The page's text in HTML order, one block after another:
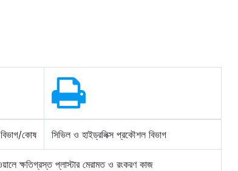
বিভাগ/কোষ সিভিল ও হাইড্রলিক্স প্রকৌশল বিভাগ
ক্ষতিগ্রস্ত প্লাস্টার মেরামত ও রংকরণ কাজ